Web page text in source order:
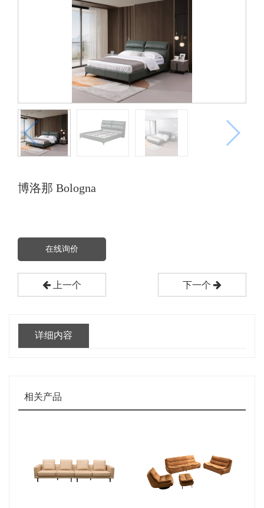
博洛那 Bologna
在线询价
上一个 下一个
详细内容
相关产品